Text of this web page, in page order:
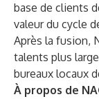
base de clients
valeur du cycle
Après la fusion,
talents plus
bureaux locaux
À propos de